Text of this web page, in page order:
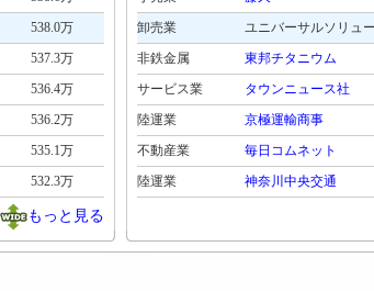
538.0万
537.3万
536.4万
536.2万
535.1万
532.3万
もっと見る
卸売業
ユニバーサルソリュ
非鉄金属
東邦チタニウム
サービス業
タウンニュース社
陸運業
京極運輸商事
不動産業
毎日コムネット
陸運業
神奈川中央交通